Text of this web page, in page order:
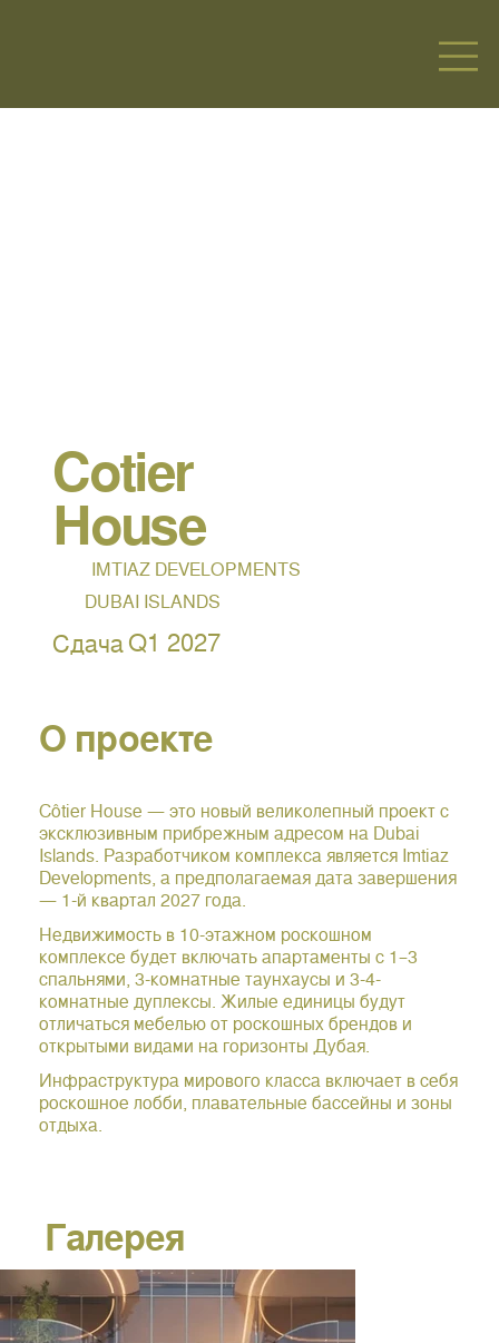
Cotier
House
IMTIAZ DEVELOPMENTS
DUBAI ISLANDS
Сдача Q1 2027
О проекте
Côtier House — это новый великолепный проект с
эксклюзивным прибрежным адресом на Dubai
Islands. Разработчиком комплекса является Imtiaz
Developments, а предполагаемая дата завершения
— 1-й квартал 2027 года.
Недвижимость в 10-этажном роскошном
комплексе будет включать апартаменты с 1–3
спальнями, 3-комнатные таунхаусы и 3-4-
комнатные дуплексы. Жилые единицы будут
отличаться мебелью от роскошных брендов и
открытыми видами на горизонты Дубая.
Инфраструктура мирового класса включает в себя
роскошное лобби, плавательные бассейны и зоны
отдыха.
Галерея